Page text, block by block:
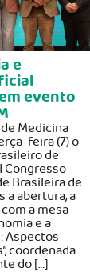
e
evento
Medicina
feira (7) o
de
Congresso
Brasileira de
a abertura, a
a mesa
e a
Aspectos
coordenada
do […]